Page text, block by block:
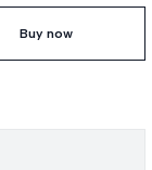
Buy now